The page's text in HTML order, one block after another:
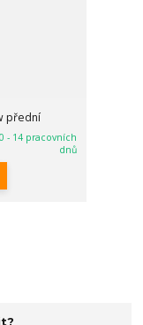
přední
- 14 pracovních
dnů